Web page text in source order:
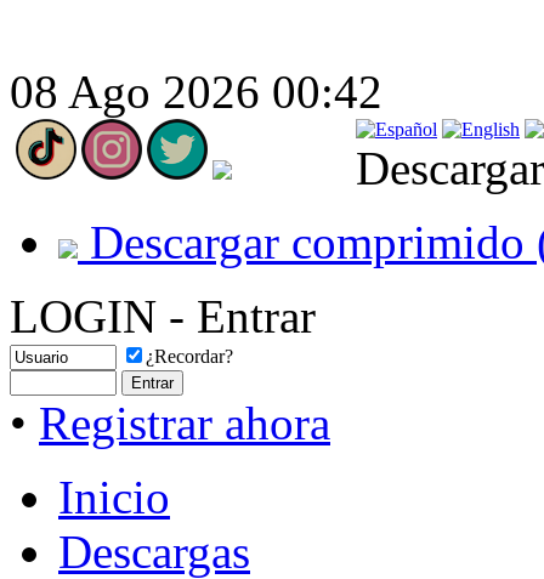
08 Ago 2026 00:42
Descargar comprimido
LOGIN - Entrar
¿Recordar?
• Registrar ahora
Inicio
Descargas